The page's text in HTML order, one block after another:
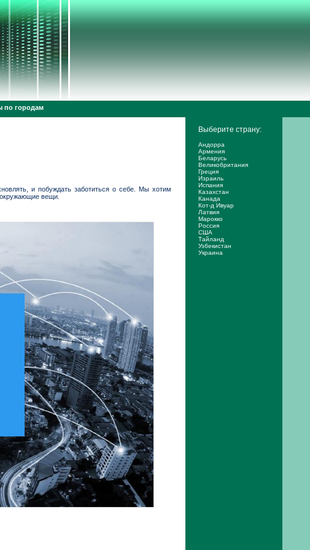
по городам
и побуждать заботиться о себе. Мы хотим
вещи.
Выберите страну:
Андорра
Армения
Беларусь
Великобритания
Греция
Израиль
Испания
Казахстан
Канада
Кот-д Ивуар
Латвия
Марокко
Россия
США
Тайланд
Узбекистан
Украина